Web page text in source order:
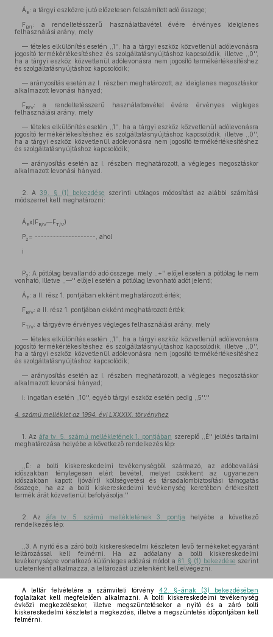
Á E: a tárgyi eszközre jutó előzetesen felszámított adó összege;
FB/I : a rendeltetésszerű használatbavétel évére érvényes ideiglenes
felhasználási arány, mely
— tételes elkülönítés esetén ,,1'', ha a tárgyi eszköz közvetlenül adólevonásra
jogosító termékértékesítéshez és szolgáltatásnyújtáshoz kapcsolódik, illetve ,,0'',
ha a tárgyi eszköz közvetlenül adólevonásra nem jogosító termékértékesítéshez
és szolgáltatásnyújtáshoz kapcsolódik;
— arányosítás esetén az I. részben meghatározott, az ideiglenes megosztáskor
alkalmazott levonási hányad;
FB/V: a rendeltetésszerű használatbavétel évére érvényes végleges
felhasználási arány, mely
— tételes elkülönítés esetén ,,1'', ha a tárgyi eszköz közvetlenül adólevonásra
jogosító termékértékesítéshez és szolgáltatásnyújtáshoz kapcsolódik, illetve ,,0'',
ha a tárgyi eszköz közvetlenül adólevonásra nem jogosító termékértékesítéshez
és szolgáltatásnyújtáshoz kapcsolódik;
— arányosítás esetén az I. részben meghatározott, a végleges megosztáskor
alkalmazott levonási hányad.
2. A39. § (1) bekezdése szerinti utólagos módosítást az alábbi számítási
módszerrel kell meghatározni:
Á Ex(FB/V—FT/V)
P2 = --------------------, ahol
i
P2 : A pótlólag bevallandó adó összege, mely ,,+'' előjel esetén a pótlólag le nem
vonható, illetve ,,—'' előjel esetén a pótlólag levonható adót jelenti;
Á E: a II. rész 1. pontjában ekként meghatározott érték;
FB/V: a II. rész 1. pontjában ekként meghatározott érték;
FT/V: a tárgyévre érvényes végleges felhasználási arány, mely
— tételes elkülönítés esetén ,,1'', ha a tárgyi eszköz közvetlenül adólevonásra
jogosító termékértékesítéshez és szolgáltatásnyújtáshoz kapcsolódik, illetve ,,0'',
ha a tárgyi eszköz közvetlenül adólevonásra nem jogosító termékértékesítéshez
és szolgáltatásnyújtáshoz kapcsolódik;
— arányosítás esetén az I. részben meghatározott, a végleges megosztáskor
alkalmazott levonási hányad;
i: ingatlan esetén ,,10'', egyéb tárgyi eszköz esetén pedig ,,5''.''
4. számú melléklet az 1994. évi LXXXIX. törvényhez
1. Az áfa tv. 5. számú mellékletének 1. pontjában szereplő ,,É'' jelölés tartalmi
meghatározása helyébe a következő rendelkezés lép:
,,É: a bolti kiskereskedelmi tevékenységből származó, az adóbevallási
időszakban ténylegesen elért bevétel, melyet csökkent az ugyanezen
időszakban kapott (jóváírt) költségvetési és társadalombiztosítási támogatás
összege, ha az a bolti kiskereskedelmi tevékenység keretében értékesített
termék árát közvetlenül befolyásolja;''
2. Az áfa tv. 5. számú mellékletének 3. pontja helyébe a következő
rendelkezés lép:
,,3. A nyitó és a záró bolti kiskereskedelmi készleten levő termékeket egyaránt
leltározással kell felmérni. Ha az adóalany a bolti kiskereskedelmi
tevékenységre vonatkozó különleges adózási módot a 61. § (1) bekezdése szerint
üzletenként alkalmazza, a leltározást üzletenként kell elvégezni.
A leltár felvételére a számviteli törvény 42. §-ának (3) bekezdésében
foglaltakat kell megfelelően alkalmazni. A bolti kiskereskedelmi tevékenység
évközi megkezdésekor, illetve megszüntetésekor a nyitó és a záró bolti
kiskereskedelmi készletet a megkezdés, illetve a megszüntetés időpontjában kell
felmérni.